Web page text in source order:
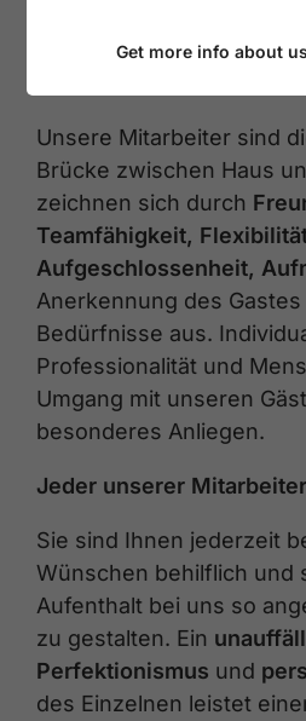
Waldhart bereits den
Betrieb. Seither setzt
Unsere Mitarbeiter sind
Brücke zwischen Haus
zeichnen sich durch
Teamfähigkeit,
Aufgeschlossenheit,
Anerkennung des
Bedürfnisse aus.
Professionalität und
Umgang mit unseren
besonderes Anliegen.
Jeder unserer
Sie sind Ihnen jederzeit
Wünschen behilflich und
Aufenthalt bei uns so
zu gestalten. Ein
Perfektionismus und
des Einzelnen leistet
Get more info about